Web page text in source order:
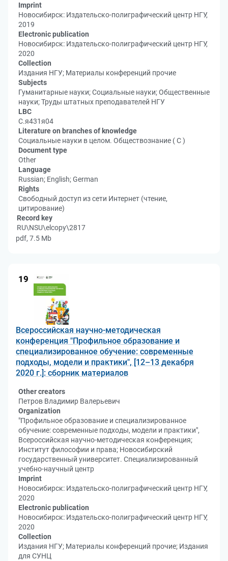
Imprint
Новосибирск: Издательско-полиграфический центр НГУ,
2019
Electronic publication
Новосибирск: Издательско-полиграфический центр НГУ,
2020
Collection
Издания НГУ; Материалы конференций прочие
Subjects
Гуманитарные науки; Социальные науки; Общественные
науки; Труды штатных преподавателей НГУ
LBC
С.я431я04
Literature on branches of knowledge
Социальные науки в целом. Обществознание ( С )
Document type
Other
Language
Russian; English; German
Rights
Свободный доступ из сети Интернет (чтение,
цитирование)
Record key
RU\NSU\elcopy\2817
pdf, 7.5 Mb
19
Всероссийская научно-методическая
конференция "Профильное образование и
специализированное обучение: современные
подходы, модели и практики", [12–13 декабря
2020 г.]: сборник материалов
Other creators
Петров Владимир Валерьевич
Organization
"Профильное образование и специализированное
обучение: современные подходы, модели и практики",
Всероссийская научно-методическая конференция;
Институт философии и права; Новосибирский
государственный университет. Специализированный
учебно-научный центр
Imprint
Новосибирск: Издательско-полиграфический центр НГУ,
2020
Electronic publication
Новосибирск: Издательско-полиграфический центр НГУ,
2020
Collection
Издания НГУ; Материалы конференций прочие; Издания
для СУНЦ